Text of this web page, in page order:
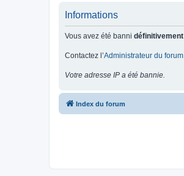
Informations
Vous avez été banni définitivement
Contactez l’Administrateur du forum
Votre adresse IP a été bannie.
Index du forum